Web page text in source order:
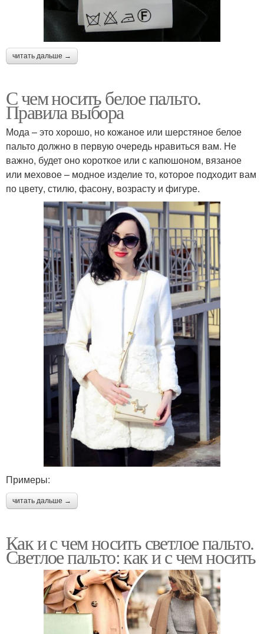
читать дальше →
С чем носить белое пальто.
Правила выбора
Мода – это хорошо, но кожаное или шерстяное белое
пальто должно в первую очередь нравиться вам. Не
важно, будет оно короткое или с капюшоном, вязаное
или меховое – модное изделие то, которое подходит вам
по цвету, стилю, фасону, возрасту и фигуре.
Примеры:
читать дальше →
Как и с чем носить светлое пальто.
Светлое пальто: как и с чем носить